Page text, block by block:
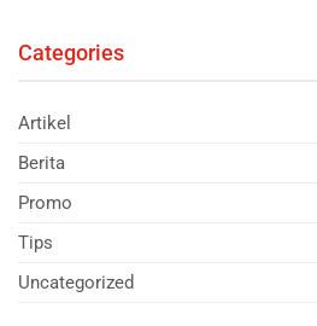
Categories
Artikel
Berita
Promo
Tips
Uncategorized